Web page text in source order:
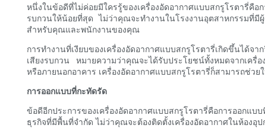
หนึ่งในข้อดีที่ไม่ค่อยมีใครรู้ของเครื่องอัดอากาศแบบสกรูโรตารี่คื
รบกวนให้น้อยที่สุด ไม่ว่าคุณจะทำงานในโรงงานอุตสาหกรรมที่มี
สำหรับคุณและพนักงานของคุณ
การทำงานที่เงียบของเครื่องอัดอากาศแบบสกรูโรตารี่เกิดขึ้นได้
เสียงรบกวน หมายความว่าคุณจะได้รับประโยชน์ทั้งหมดจากเครื่
หรือภายนอกอาคาร เครื่องอัดอากาศแบบสกรูโรตารี่ก็สามารถช่ว
การออกแบบที่กะทัดรัด
ข้อดีอีกประการของเครื่องอัดอากาศแบบสกรูโรตารี่คือการออกแ
ธุรกิจที่มีพื้นที่จำกัด ไม่ว่าคุณจะต้องติดตั้งเครื่องอัดอากาศในห้อง